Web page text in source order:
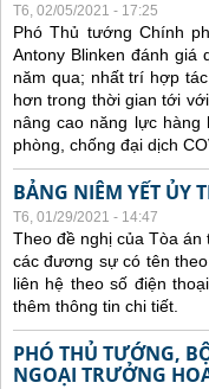
T6, 02/05/2021 - 17:25
Phó Thủ tướng Chính
Antony Blinken đánh
năm qua; nhất trí hợp
hơn trong thời gian tới
nâng cao năng lực hàng
phòng, chống đại dịch
BẢNG NIÊM YẾT ỦY
T6, 01/29/2021 - 14:47
Theo đề nghị của Tòa
các đương sự có tên
liên hệ theo số điện
thêm thông tin chi tiết.
PHÓ THỦ TƯỚNG,
NGOẠI TRƯỞNG